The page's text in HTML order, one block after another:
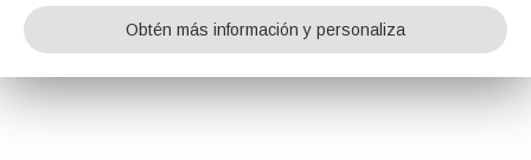
Obtén más información y personaliza